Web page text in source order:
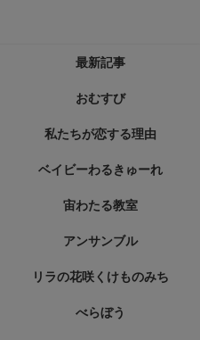
最新記事
おむすび
私たちが恋する理由
ベイビーわるきゅーれ
宙わたる教室
アンサンブル
リラの花咲くけものみち
べらぼう